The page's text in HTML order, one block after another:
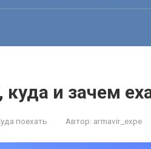
и зачем
поехать Автор: armavir_expe